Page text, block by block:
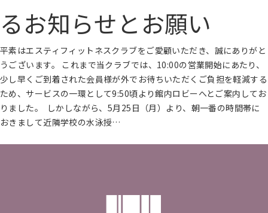
るお知らせとお願い
平素はエスティフィットネスクラブをご愛顧いただき、誠にありがと
うございます。 これまで当クラブでは、10:00の営業開始にあたり、
少し早くご到着された会員様が外でお待ちいただくご負担を軽減する
ため、サービスの一環として9:50頃より館内ロビーへとご案内してお
りました。 しかしながら、5月25日（月）より、朝一番の時間帯に
おきまして近隣学校の水泳授…